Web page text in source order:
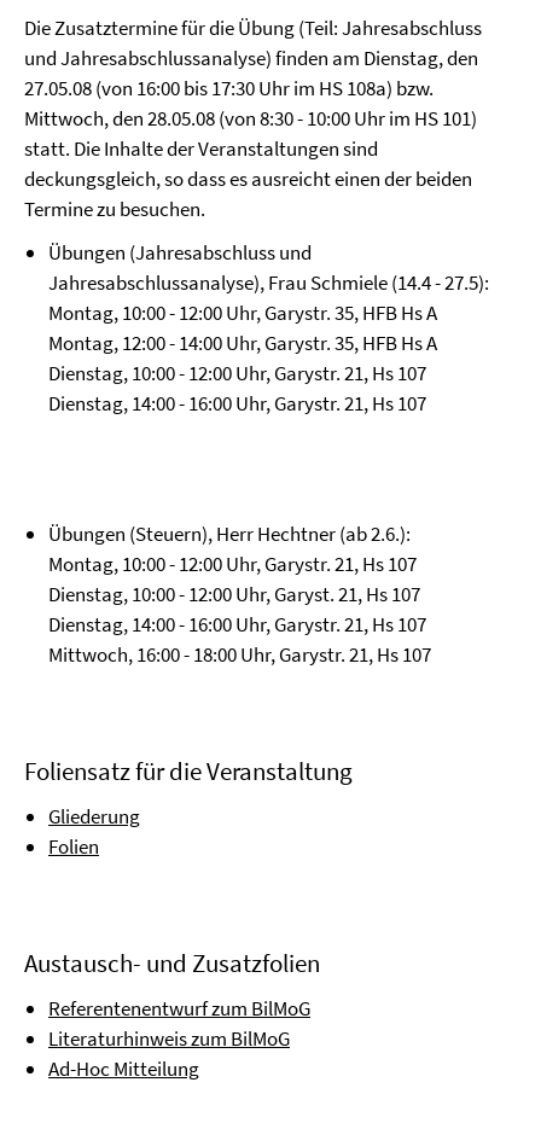
Die Zusatztermine für die Übung (Teil: Jahresabschluss
und Jahresabschlussanalyse) finden am Dienstag, den
27.05.08 (von 16:00 bis 17:30 Uhr im HS 108a) bzw.
Mittwoch, den 28.05.08 (von 8:30 - 10:00 Uhr im HS 101)
statt. Die Inhalte der Veranstaltungen sind
deckungsgleich, so dass es ausreicht einen der beiden
Termine zu besuchen.
Übungen (Jahresabschluss und
Jahresabschlussanalyse), Frau Schmiele (14.4 - 27.5):
Montag, 10:00 - 12:00 Uhr, Garystr. 35, HFB Hs A
Montag, 12:00 - 14:00 Uhr, Garystr. 35, HFB Hs A
Dienstag, 10:00 - 12:00 Uhr, Garystr. 21, Hs 107
Dienstag, 14:00 - 16:00 Uhr, Garystr. 21, Hs 107
Übungen (Steuern), Herr Hechtner (ab 2.6.):
Montag, 10:00 - 12:00 Uhr, Garystr. 21, Hs 107
Dienstag, 10:00 - 12:00 Uhr, Garyst. 21, Hs 107
Dienstag, 14:00 - 16:00 Uhr, Garystr. 21, Hs 107
Mittwoch, 16:00 - 18:00 Uhr, Garystr. 21, Hs 107
Foliensatz für die Veranstaltung
Gliederung
Folien
Austausch- und Zusatzfolien
Referentenentwurf zum BilMoG
Literaturhinweis zum BilMoG
Ad-Hoc Mitteilung